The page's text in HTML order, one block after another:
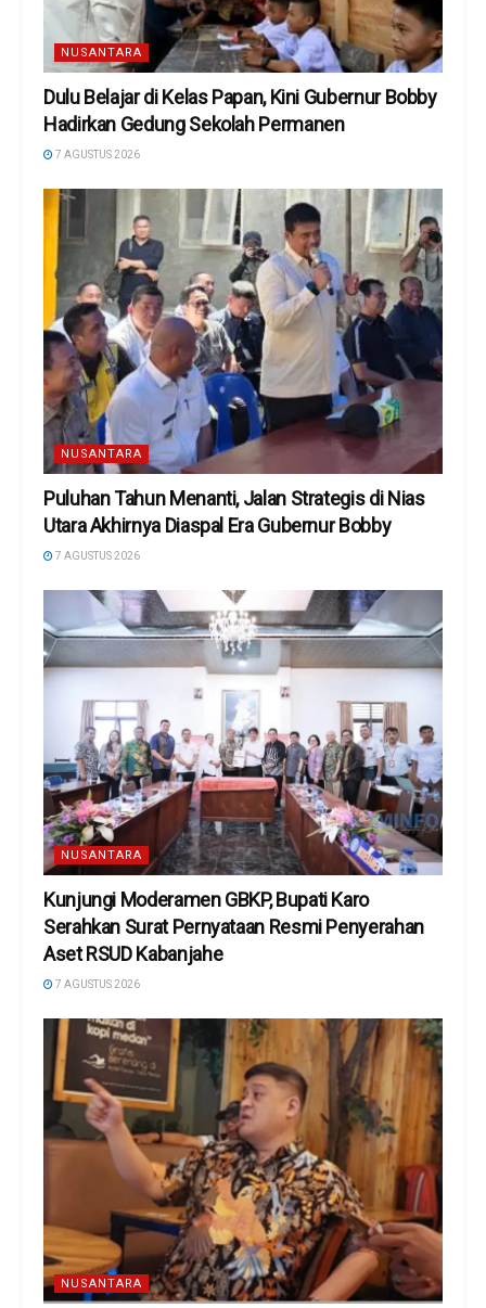
NUSANTARA
Dulu Belajar di Kelas Papan, Kini Gubernur Bobby
Hadirkan Gedung Sekolah Permanen
7 AGUSTUS 2026
NUSANTARA
Puluhan Tahun Menanti, Jalan Strategis di Nias
Utara Akhirnya Diaspal Era Gubernur Bobby
7 AGUSTUS 2026
NUSANTARA
Kunjungi Moderamen GBKP, Bupati Karo
Serahkan Surat Pernyataan Resmi Penyerahan
Aset RSUD Kabanjahe
7 AGUSTUS 2026
NUSANTARA